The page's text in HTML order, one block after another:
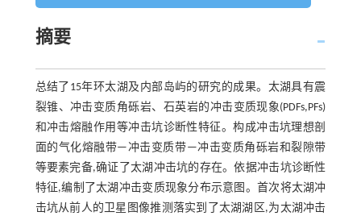
摘要
总结了15年环太湖及内部岛屿的研究的成果。太湖具有震
裂锥、冲击变质角砾岩、石英岩的冲击变质现象(PDFs,PFs)
和冲击熔融作用等冲击坑诊断性特征。构成冲击坑理想剖
面的气化熔融带—冲击变质带—冲击变质角砾岩和裂隙带
等要素完备,确证了太湖冲击坑的存在。依据冲击坑诊断性
特征,编制了太湖冲击变质现象分布示意图。首次将太湖冲
击坑从前人的卫星图像推测落实到了太湖湖区,为太湖冲击